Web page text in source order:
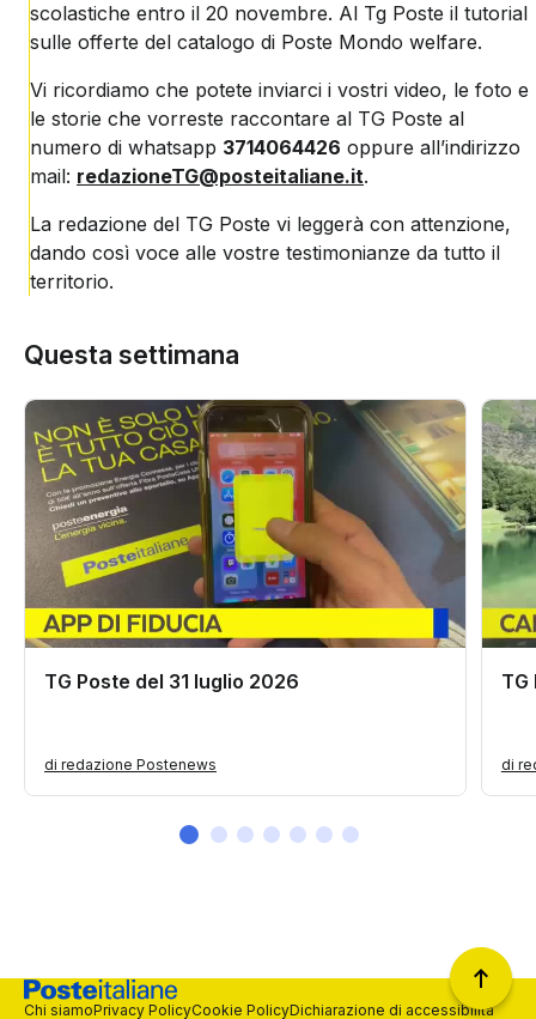
scolastiche entro il 20 novembre. Al Tg Poste il tutorial
sulle offerte del catalogo di Poste Mondo welfare.
Vi ricordiamo che potete inviarci i vostri video, le foto e
le storie che vorreste raccontare al TG Poste al
numero di whatsapp 3714064426 oppure all’indirizzo
mail: redazioneTG@posteitaliane.it.
La redazione del TG Poste vi leggerà con attenzione,
dando così voce alle vostre testimonianze da tutto il
territorio.
Questa settimana
TG Poste del 31 luglio 2026
di redazione Postenews
TG
di
Chi siamoPrivacy PolicyCookie PolicyDichiarazione di accessibilità